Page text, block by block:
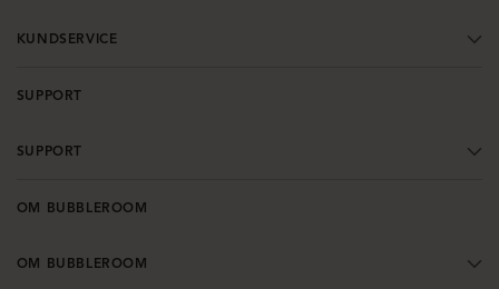
KUNDSERVICE
SUPPORT
SUPPORT
OM BUBBLEROOM
OM BUBBLEROOM